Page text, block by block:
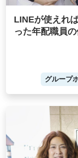
LINEが使えれ
った年配職員
グループ